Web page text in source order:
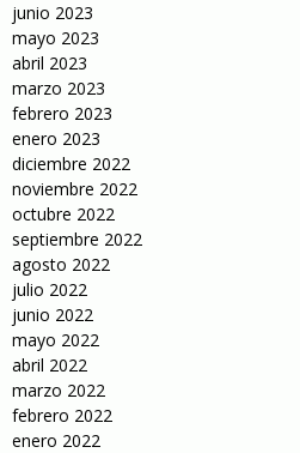
junio 2023
mayo 2023
abril 2023
marzo 2023
febrero 2023
enero 2023
diciembre 2022
noviembre 2022
octubre 2022
septiembre 2022
agosto 2022
julio 2022
junio 2022
mayo 2022
abril 2022
marzo 2022
febrero 2022
enero 2022